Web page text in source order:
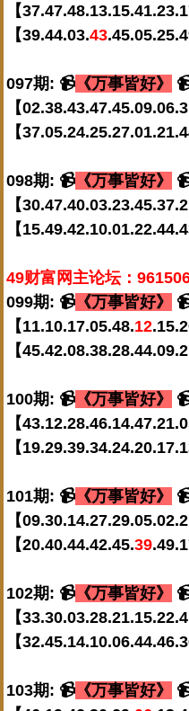
【
【39.44.03.43
097期: 📹 《万事皆好》
【
【
098期: 📹 《万事皆好》
【
【
49财富网主论坛：
099期: 📹 《万事皆好》
【11.10.17.05.48.12
【
100期: 📹 《万事皆好》
【
【
101期: 📹 《万事皆好》
【
【20.40.44.42.45.39
102期: 📹 《万事皆好》
【
【
103期: 📹 《万事皆好》